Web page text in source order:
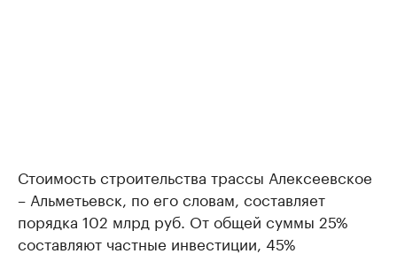
Стоимость строительства трассы Алексеевское
– Альметьевск, по его словам, составляет
порядка 102 млрд руб. От общей суммы 25%
составляют частные инвестиции, 45%